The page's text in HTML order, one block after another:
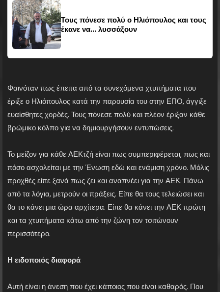
Τους πόνεσε πολύ ο Ηλιόπουλος και τους
έκανε να... λυσσάξουν
Φαινόταν πως έπειτα από τα συνεχόμενα χτυπήματα που
έριξε ο Ηλιόπουλος κατά την παρουσία του στην ΕΠΟ, άγγιξε
ευαίσθητες χορδές. Τους πόνεσε πολύ και πλέον έριξαν κάθε
βρώμικο κόλπο για να δημιουργήσουν εντυπώσεις.
Το μείζον για κάθε ΑΕΚτζή είναι πως συμπεριφέρεται, πως και
πόσο ασχολείται με την Ένωση εδώ και ενάμιση χρόνο. Μόλις
προχθές είπε ξανά πως ζει και αναπνέει για την ΑΕΚ. Πάνω
από τα λόγια, μετρούν οι πράξεις. Είπε θα τους τελειώσει και
θα το κάνει μια ώρα αρχίτερα. Είπε θα κάνει την ΑΕΚ πρώτη
και τα χτυπήματα κάτω από την ζώνη τον τσιτώνουν
περισσότερο.
Η ειδοποιός διαφορά
Αυτή είναι η άνεση που έχει κάποιος που είναι καθαρός. Που